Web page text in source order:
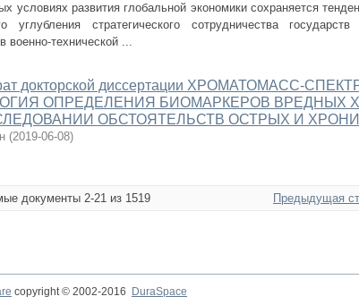
условиях развития глобальной экономики сохраняется
углубления стратегического сотрудничества
военно-технической ...
докторской диссертации ХРОМАТОМАСС-
ОПРЕДЕЛЕНИЯ БИОМАРКЕРОВ ВРЕДНЫХ
ОБСТОЯТЕЛЬСТВ ОСТРЫХ И
(2019-06-08)
документы 2-21 из 1519 Предыдущая
copyright © 2002-2016 DuraSpace